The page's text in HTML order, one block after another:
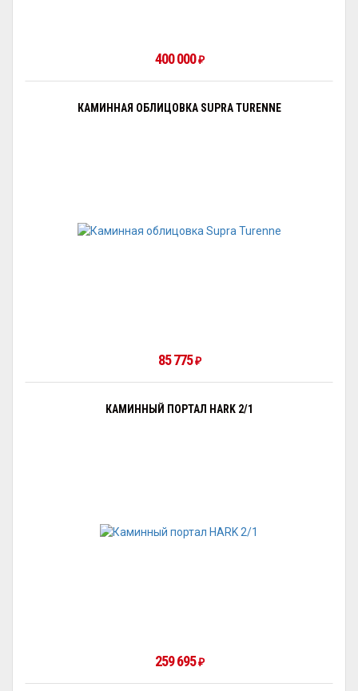
400 000₽
КАМИННАЯ ОБЛИЦОВКА SUPRA TURENNE
85 775₽
КАМИННЫЙ ПОРТАЛ HARK 2/1
259 695₽